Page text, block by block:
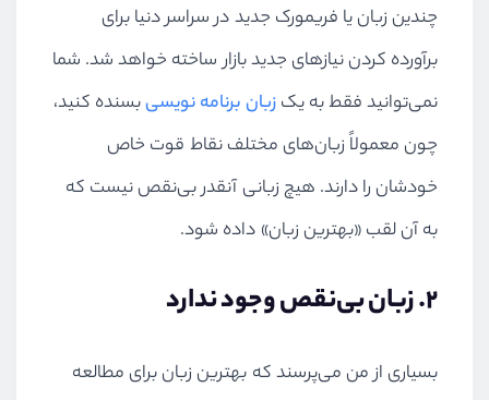
چندین زبان یا فریمورک جدید در سراسر دنیا برای
برآورده کردن نیازهای جدید بازار ساخته خواهد شد. شما
نمی‌توانید فقط به یکزبان برنامه نویسیبسنده کنید،
چون معمولاً زبان‌های مختلف نقاط قوت خاص
خودشان را دارند. هیچ زبانی آنقدر بی‌نقص نیست که
به آن لقب «بهترین زبان» داده شود.
2. زبان بی‌نقص وجود ندارد
بسیاری از من می‌پرسند که بهترین زبان برای مطالعه